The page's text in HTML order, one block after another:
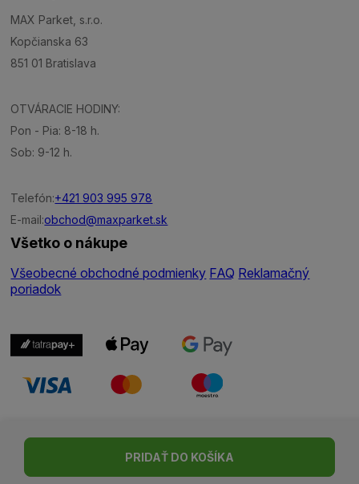
PRIDAŤ DO KOŠÍKA
MAX Parket, s.r.o.
Kopčianska 63
851 01 Bratislava
OTVÁRACIE HODINY:
Pon - Pia: 8-18 h.
Sob: 9-12 h.
Telefón:+421 903 995 978
E-mail:obchod@maxparket.sk
Všetko o nákupe
Všeobecné obchodné podmienky FAQ Reklamačný
poriadok
| © Všetky práva vyhradené | Made with ♥
byMadviso